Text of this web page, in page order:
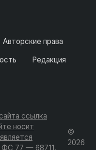
Авторские права
Редакция
ссылка
носит
77 — 68711.
©
2026